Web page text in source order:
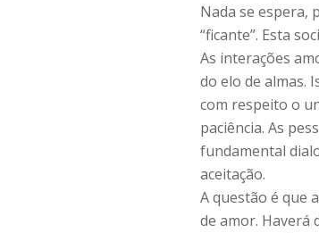
Nada se espera,
“ficante”. Esta
As interações
do elo de almas.
com respeito o
paciência. As
fundamental
aceitação.
A questão é que
de amor. Haverá